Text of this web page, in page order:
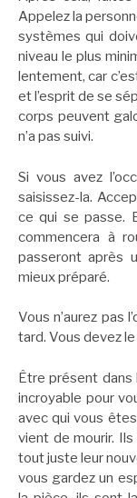
Appelez la
systèmes qui
niveau le plus
lentement, car
et l’esprit de se
corps peuvent
n’a pas suivi.
Si vous avez
saisissez-la.
ce qui se passe.
commencera à
passeront après
mieux préparé.
Vous n’aurez pas
tard. Vous devez
Être présent dans
incroyable pour
avec qui vous
vient de mourir.
tout juste leur
vous gardez un